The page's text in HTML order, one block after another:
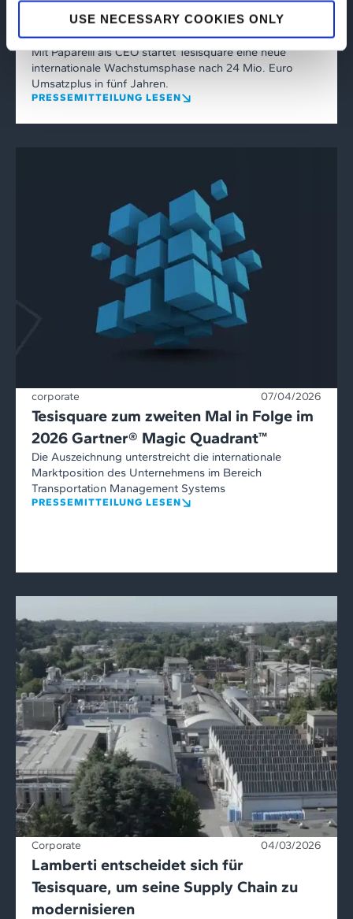
USE NECESSARY COOKIES ONLY
Millionen Euro ab und ernennt Salvatore
Paparelli zum Chief Executive Officer
Mit Paparelli als CEO startet Tesisquare eine neue
internationale Wachstumsphase nach 24 Mio. Euro
Umsatzplus in fünf Jahren.
PRESSEMITTEILUNG LESEN
corporate 07/04/2026
Tesisquare zum zweiten Mal in Folge im
2026 Gartner® Magic Quadrant™
Die Auszeichnung unterstreicht die internationale
Marktposition des Unternehmens im Bereich
Transportation Management Systems
PRESSEMITTEILUNG LESEN
Corporate 04/03/2026
Lamberti entscheidet sich für
Tesisquare, um seine Supply Chain zu
modernisieren